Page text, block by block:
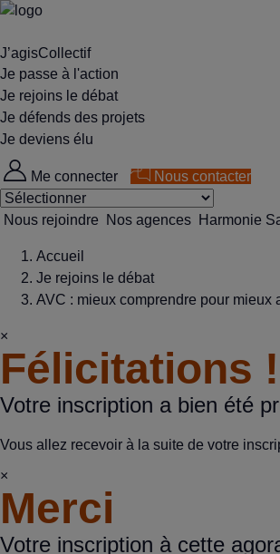
J’agisCollectif
Je passe à l'action
Je rejoins le débat
Je défends des projets
Je deviens élu
Me connecter Nous contacter
Nous rejoindre Nos agences Harmonie
Accueil
Je rejoins le débat
AVC : mieux comprendre pour mieux
×
Félicitations !
Votre inscription a bien été
Vous allez recevoir à la suite de votre
×
Merci
Votre inscription à cette